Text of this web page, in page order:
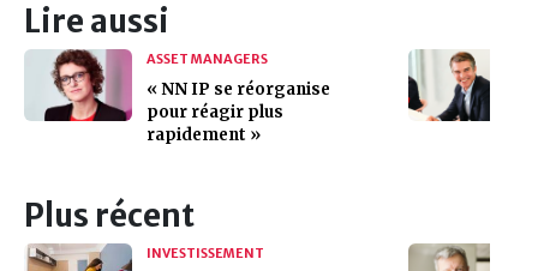
Lire aussi
ASSET MANAGERS
« NN IP se réorganise
pour réagir plus
rapidement »
Plus récent
INVESTISSEMENT